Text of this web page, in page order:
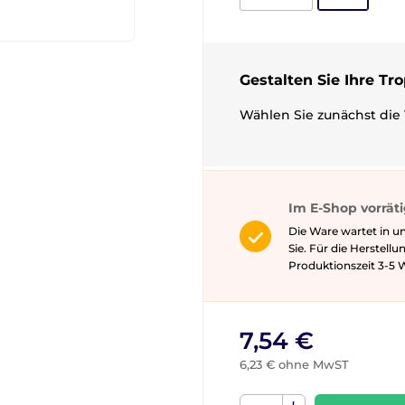
Gestalten Sie Ihre
Wählen Sie zunächst die
Im E-Shop
Die Ware wartet in
Sie. Für die
Produktionszeit 3-5
7,54 €
6,23 € ohne MwST